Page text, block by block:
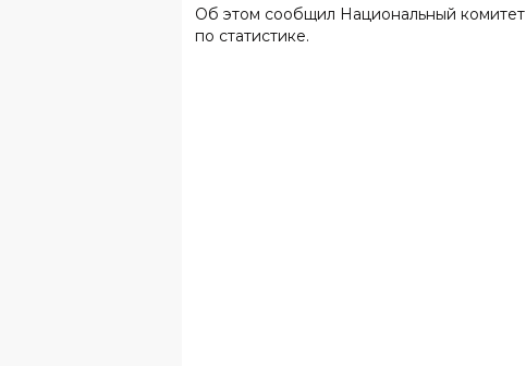
Об этом сообщил Национальный комитет
по статистике.